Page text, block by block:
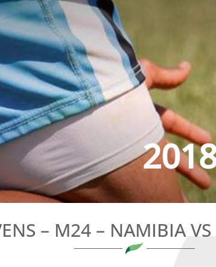
– M24 – NAMIBIA